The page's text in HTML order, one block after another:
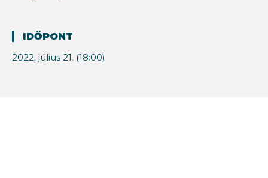
IDŐPONT
2022. július 21. (18:00)